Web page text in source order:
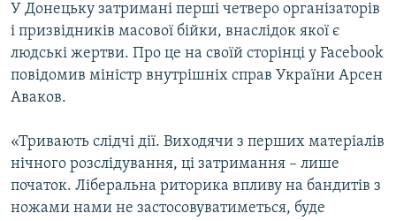
КРИМ РЕАЛІЇ
РУС
УКР
КТАТ
ДОЛУЧАЙСЯ!
У Донецьку затримані перші четверо організаторів
і призвідників масової бійки, внаслідок якої є
людські жертви. Про це на своїй сторінці у Facebook
повідомив міністр внутрішніх справ України Арсен
Аваков.
«Тривають слідчі дії. Виходячи з перших матеріалів
нічного розслідування, ці затримання – лише
початок. Ліберальна риторика впливу на бандитів з
ножами нами не застосовуватиметься, буде